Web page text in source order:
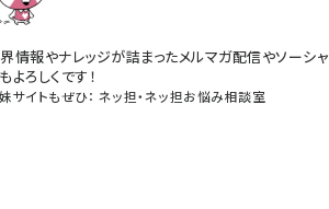
情報やナレッジが詰まったメルマガ配信やソーシャ
よろしくです！
サイトもぜひ： ネッ担・ネッ担お悩み相談室